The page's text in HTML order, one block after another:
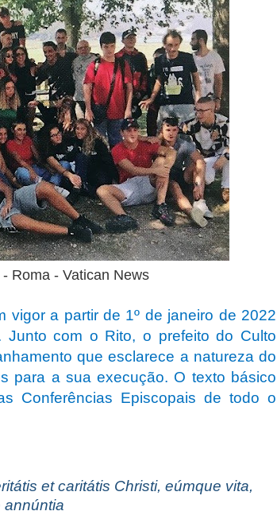
Roma - Vatican News
vigor a partir de 1º de janeiro de 2022
Junto com o Rito, o prefeito do Culto
que esclarece a natureza do
para a sua execução. O texto básico
Conferências Episcopais de todo o
et caritátis Christi, eúmque vita,
annúntia